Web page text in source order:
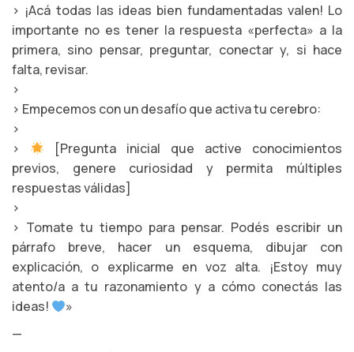
> ¡Acá todas las ideas bien fundamentadas valen! Lo
importante no es tener la respuesta «perfecta» a la
primera, sino pensar, preguntar, conectar y, si hace
falta, revisar.
>
> Empecemos con un desafío que activa tu cerebro:
>
>
[Pregunta inicial que active conocimientos
previos, genere curiosidad y permita múltiples
respuestas válidas]
>
> Tomate tu tiempo para pensar. Podés escribir un
párrafo breve, hacer un esquema, dibujar con
explicación, o explicarme en voz alta. ¡Estoy muy
atento/a a tu razonamiento y a cómo conectás las
ideas!
»
—